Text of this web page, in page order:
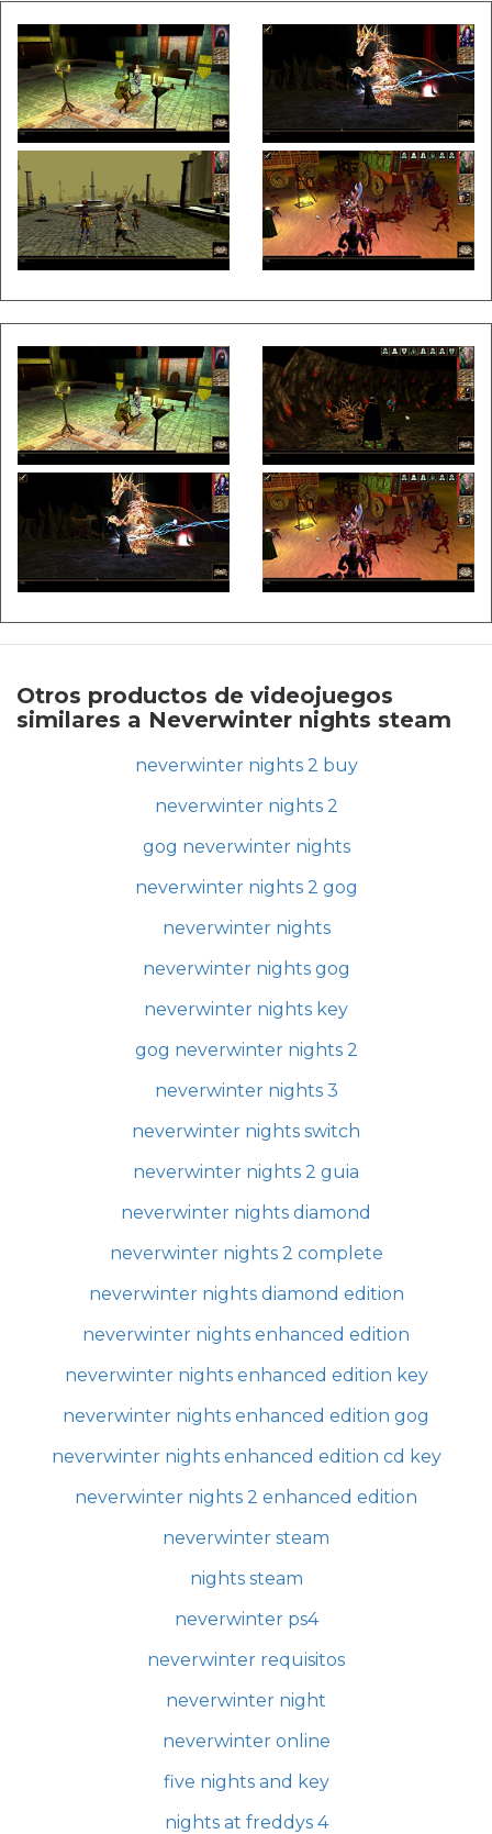
Otros productos de videojuegos
similares a Neverwinter nights steam
neverwinter nights 2 buy
neverwinter nights 2
gog neverwinter nights
neverwinter nights 2 gog
neverwinter nights
neverwinter nights gog
neverwinter nights key
gog neverwinter nights 2
neverwinter nights 3
neverwinter nights switch
neverwinter nights 2 guia
neverwinter nights diamond
neverwinter nights 2 complete
neverwinter nights diamond edition
neverwinter nights enhanced edition
neverwinter nights enhanced edition key
neverwinter nights enhanced edition gog
neverwinter nights enhanced edition cd key
neverwinter nights 2 enhanced edition
neverwinter steam
nights steam
neverwinter ps4
neverwinter requisitos
neverwinter night
neverwinter online
five nights and key
nights at freddys 4